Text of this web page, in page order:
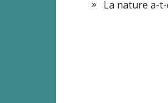
La nature a-